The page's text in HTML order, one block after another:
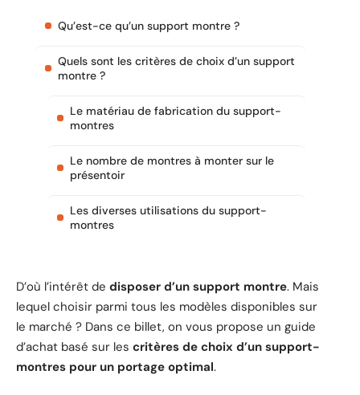
Qu’est-ce qu’un support montre ?
Quels sont les critères de choix d’un support
montre ?
Le matériau de fabrication du support-
montres
Le nombre de montres à monter sur le
présentoir
Les diverses utilisations du support-
montres
D’où l’intérêt de disposer d’un support montre. Mais
lequel choisir parmi tous les modèles disponibles sur
le marché ? Dans ce billet, on vous propose un guide
d’achat basé sur les critères de choix d’un support-
montres pour un portage optimal.